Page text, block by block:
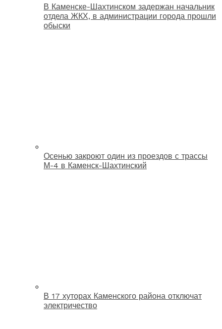
В Каменске-Шахтинском задержан начальник
отдела ЖКХ, в администрации города прошли
обыски
Осенью закроют один из проездов с трассы
М-4 в Каменск-Шахтинский
В 17 хуторах Каменского района отключат
электричество